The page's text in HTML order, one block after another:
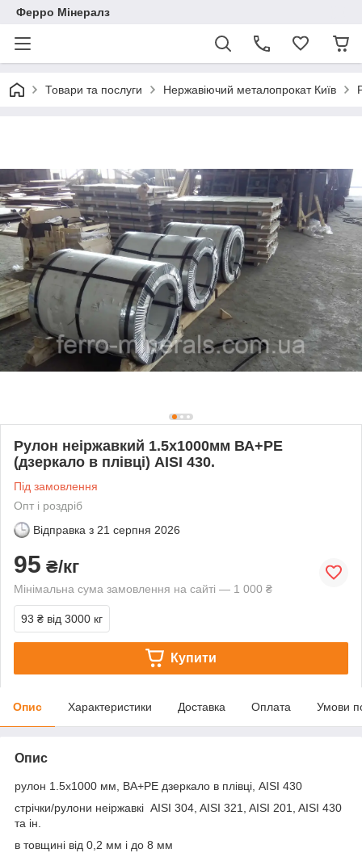
Ферро Мінералз
Товари та послуги Нержавіючий металопрокат Київ
Рулон неіржавкий 1.5х1000мм ВА+РЕ
(дзеркало в плівці) AISI 430.
Під замовлення
Опт і роздріб
Відправка з 21 серпня 2026
95 ₴/кг
Мінімальна сума замовлення на сайті — 1 000 ₴
93 ₴ від 3000 кг
Купити
Опис Характеристики Доставка Оплата Умови
Опис
рулон 1.5х1000 мм, ВА+РЕ дзеркало в плівці, AISI 430
стрічки/рулони неіржавкі AISI 304, AISI 321, AISI 201, AISI 430
та ін.
в товщині від 0,2 мм і до 8 мм